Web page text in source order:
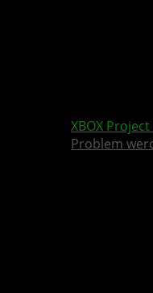
XBOX Project
Problem